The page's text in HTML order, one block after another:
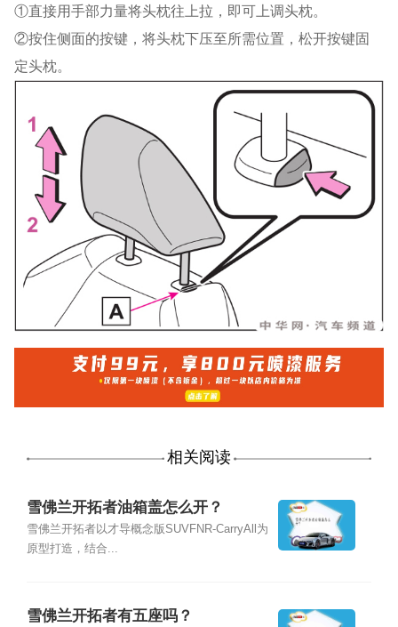
①直接用手部力量将头枕往上拉，即可上调头枕。
②按住侧面的按键，将头枕下压至所需位置，松开按键固
定头枕。
相关阅读
雪佛兰开拓者油箱盖怎么开？
雪佛兰开拓者以才导概念版SUVFNR-CarryAll为
原型打造，结合...
雪佛兰开拓者有五座吗？